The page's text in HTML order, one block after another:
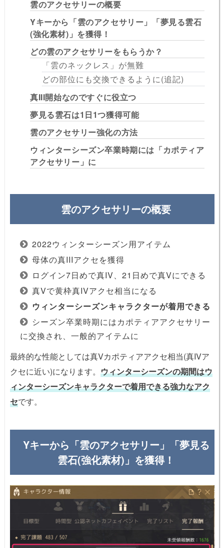
雲のアクセサリーの概要
Yキーから「雲のアクセサリー」「夢見る雲石
(強化素材)」を獲得！
どの雲のアクセサリーをもらうか？
「雲のネックレス」が無難
どの部位にも交換できるように(追記)
真III開始なのですぐに役立つ
夢見る雲石は1日1つ獲得可能
雲のアクセサリー強化の方法
ウィンターシーズン卒業時期には「カポティア
アクセサリー」に
雲のアクセサリーの概要
2022ウィンターシーズン用アイテム
母体の真IIIアクセを獲得
ログイン7日めで真IV、21日めで真Vにできる
真Vで黄枠真IVアクセ相当になる
ウィンターシーズンキャラクターが着用できる
シーズン卒業時期にはカポティアアクセサリー
に交換され、一般的アイテムに
最終的な性能としては真Vカポティアアクセ相当(真IVア
クセに近い)になります。 ウィンターシーズンの期間はウ
ィンターシーズンキャラクターで着用できる強力なアク
セです。
Yキーから「雲のアクセサリー」「夢見る
雲石(強化素材)」を獲得！